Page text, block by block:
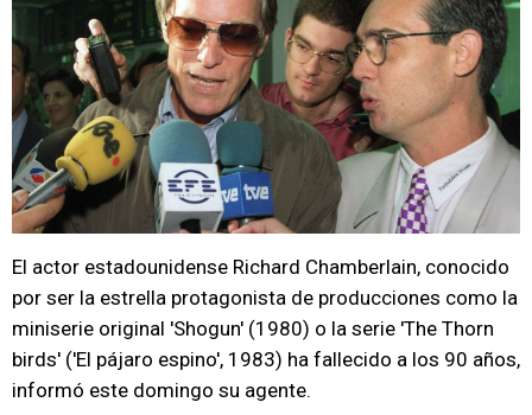
El actor estadounidense Richard Chamberlain, conocido
por ser la estrella protagonista de producciones como la
miniserie original 'Shogun' (1980) o la serie 'The Thorn
birds' ('El pájaro espino', 1983) ha fallecido a los 90 años,
informó este domingo su agente.